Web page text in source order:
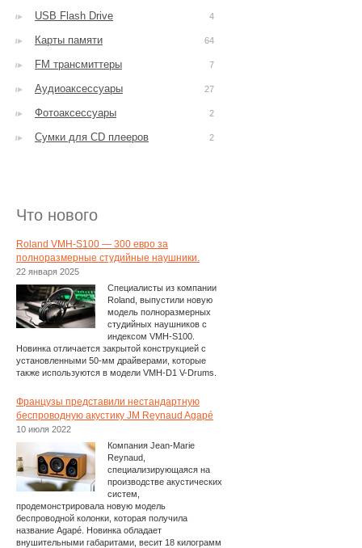
USB Flash Drive 4
Карты памяти 64
FM трансмиттеры 7
Аудиоаксессуары 27
Фотоаксессуары 2
Сумки для CD плееров 2
Что нового
Roland VMH-S100 — 300 евро за
полноразмерные студийные наушники.
22 января 2025
Специалисты из компании
Roland, выпустили новую
модель полноразмерных
студийных наушников с
индексом VMH-S100.
Новинка отличается закрытой конструкцией с
установленными 50-мм драйверами, которые
также используются в модели VMH-D1 V-Drums.
Французы представили нестандартную
беспроводную акустику JM Reynaud Agapé
10 июля 2022
Компания Jean-Marie
Reynaud,
специализирующаяся на
производстве акустических
систем,
продемонстрировала новую модель
беспроводной колонки, которая получила
название Agapé. Новинка обладает
внушительными габаритами, весит 18 килограмм